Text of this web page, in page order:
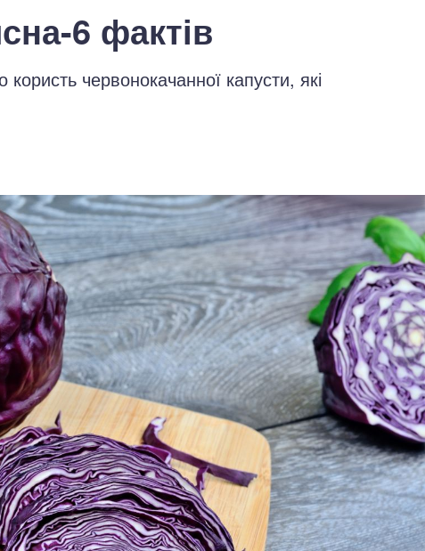
6 фактів
червонокачанної капусти, які